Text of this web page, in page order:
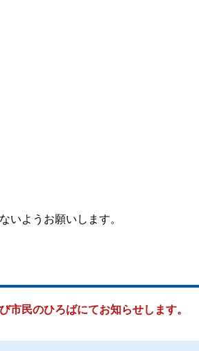
いようお願いします。
市民のひろばにてお知らせします。